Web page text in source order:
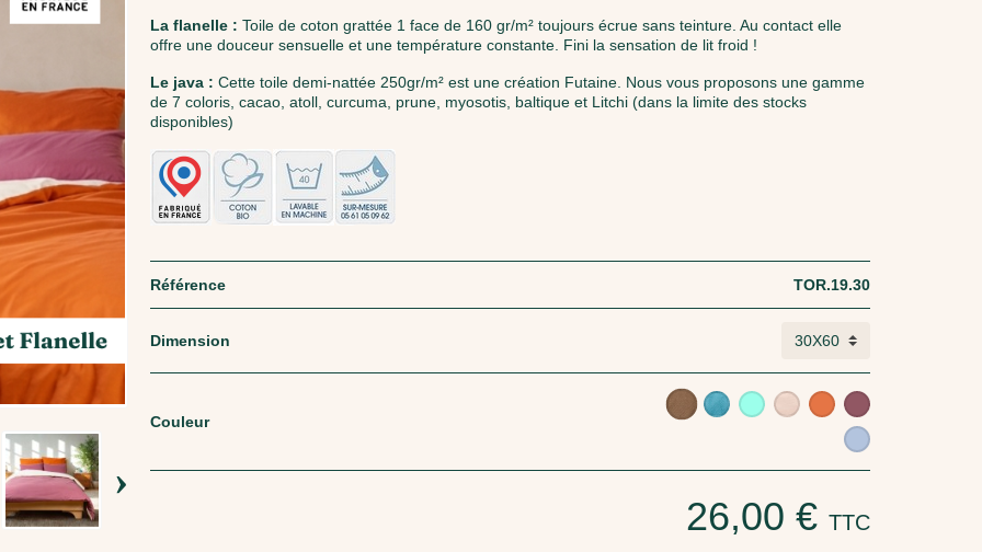
›
La flanelle : Toile de coton grattée 1 face de 160 gr/m² toujours écrue sans teinture. Au contact elle
offre une douceur sensuelle et une température constante. Fini la sensation de lit froid !
Le java :Cette toile demi-nattée 250gr/m² est une création Futaine. Nous vous proposons une gamme
de 7 coloris, cacao, atoll, curcuma, prune, myosotis, baltique et Litchi (dans la limite des stocks
disponibles)
Référence TOR.19.30
Dimension
Couleur
26,00 € TTC